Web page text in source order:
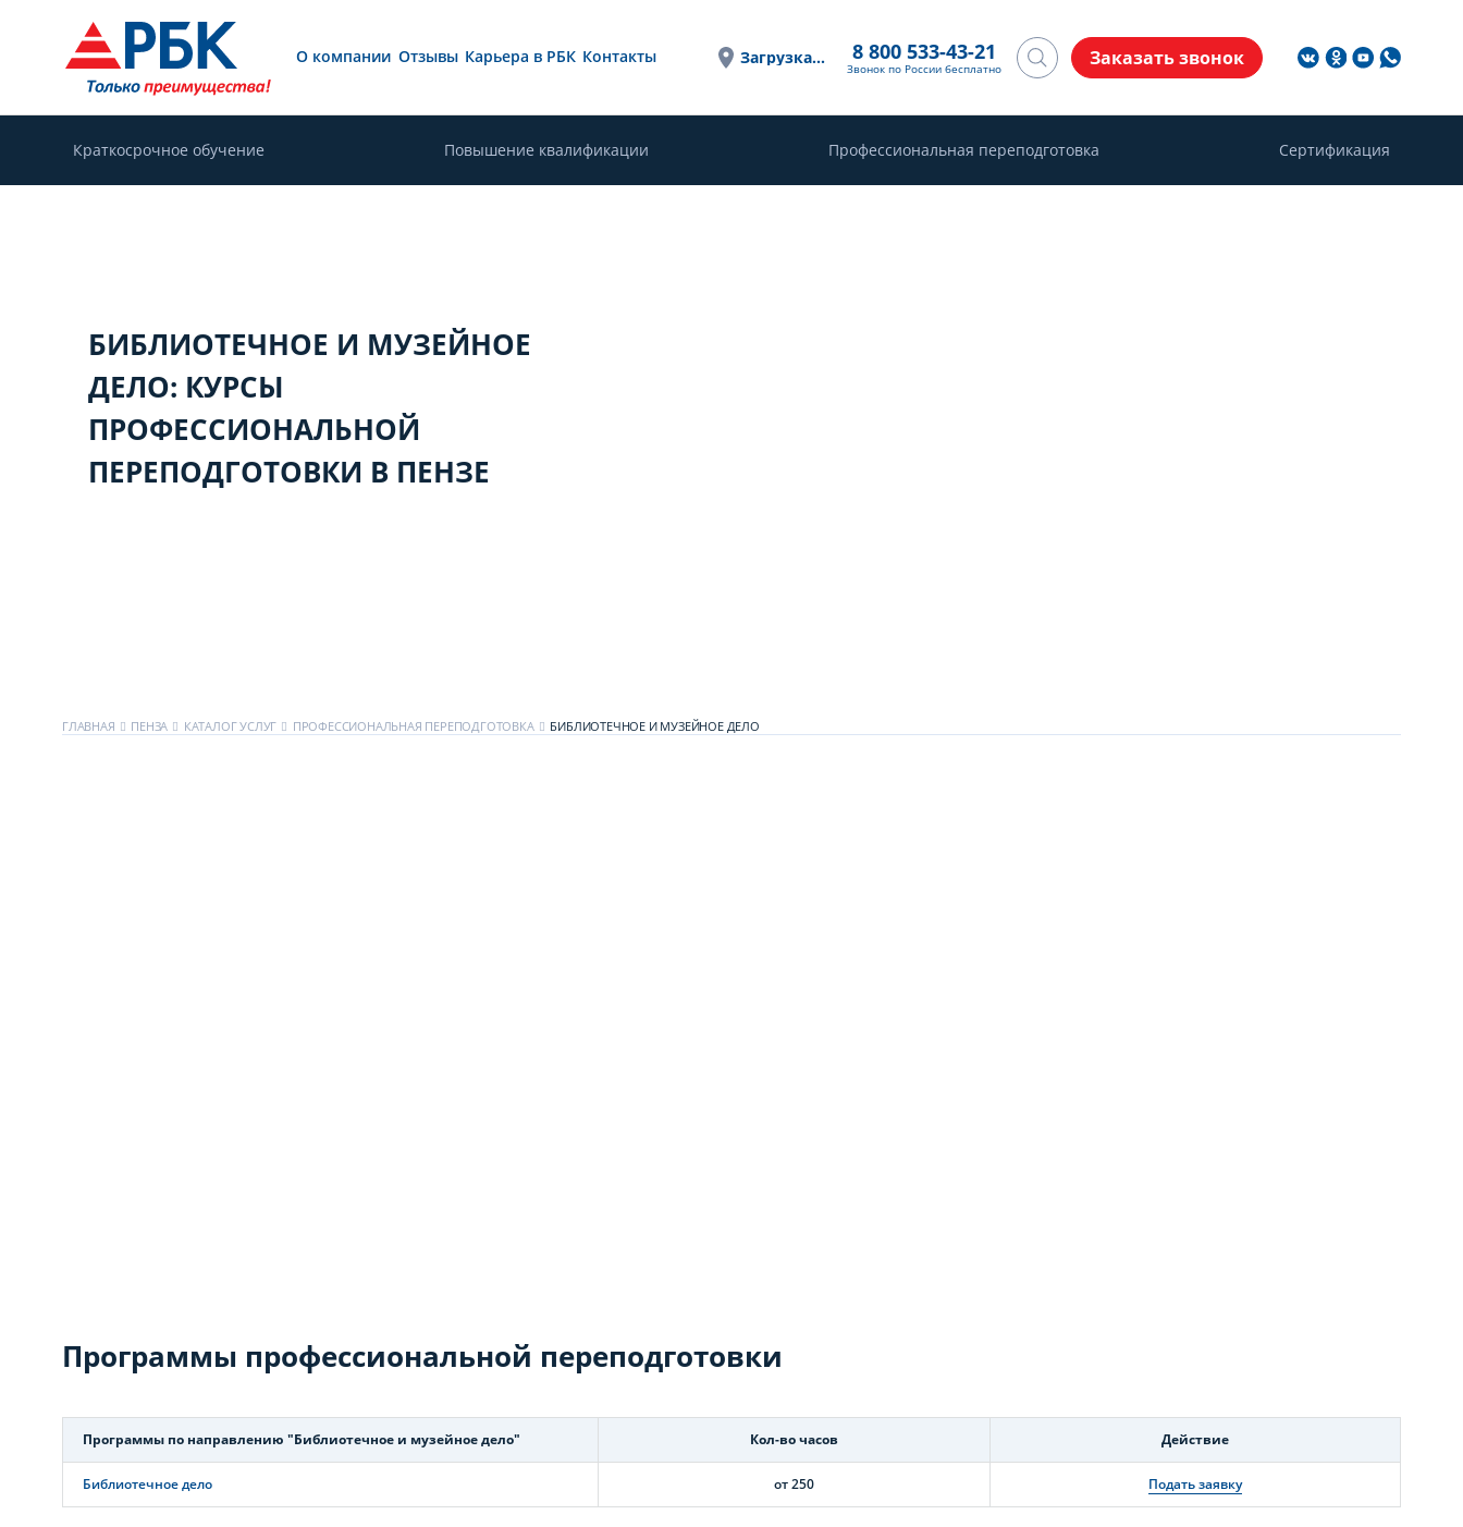
БИБЛИОТЕЧНОЕ И МУЗЕЙНОЕ
ДЕЛО: КУРСЫ
ПРОФЕССИОНАЛЬНОЙ
ПЕРЕПОДГОТОВКИ В ПЕНЗЕ
ГЛАВНАЯ ПЕНЗА КАТАЛОГ УСЛУГ ПРОФЕССИОНАЛЬНАЯ ПЕРЕПОДГОТОВКА БИБЛИОТЕЧНОЕ И МУЗЕЙНОЕ ДЕЛО
Программы профессиональной переподготовки
Программы по направлению "Библиотечное и музейное дело" Кол-во часов Действие
Библиотечное дело от 250 Подать заявку
О компании Отзывы Карьера в РБК Контакты Загрузка... 8 800 533-43-21
Звонок по России бесплатно Заказать звонок
Краткосрочное обучение Повышение квалификации Профессиональная переподготовка Сертификация